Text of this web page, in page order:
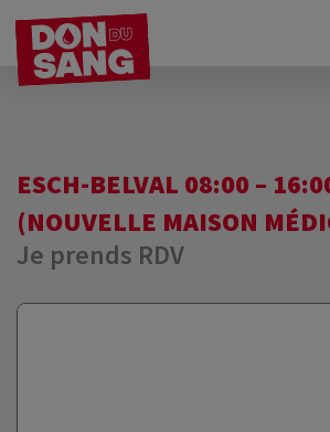
ESCH-BELVAL 08:00 –
(NOUVELLE MAISON
Je prends RDV